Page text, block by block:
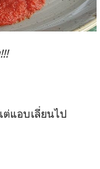
แอบเลี่ยนไป